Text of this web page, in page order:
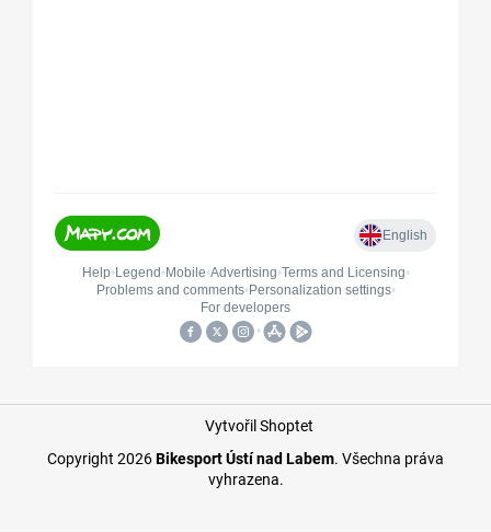
Vytvořil Shoptet
Copyright 2026Bikesport Ústí nad Labem. Všechna práva
vyhrazena.